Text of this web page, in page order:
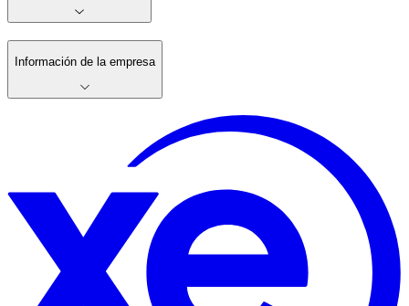
Información de la empresa